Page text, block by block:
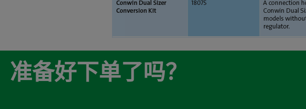
准备好下单了吗？